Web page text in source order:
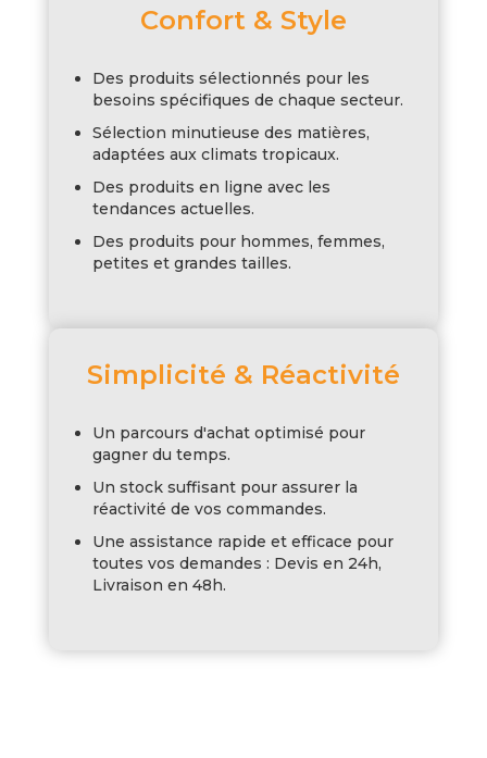
Confort & Style
Des produits sélectionnés pour les
besoins spécifiques de chaque secteur.
Sélection minutieuse des matières,
adaptées aux climats tropicaux.
Des produits en ligne avec les
tendances actuelles.
Des produits pour hommes, femmes,
petites et grandes tailles.
Simplicité & Réactivité
Un parcours d'achat optimisé pour
gagner du temps.
Un stock suffisant pour assurer la
réactivité de vos commandes.
Une assistance rapide et efficace pour
toutes vos demandes : Devis en 24h,
Livraison en 48h.